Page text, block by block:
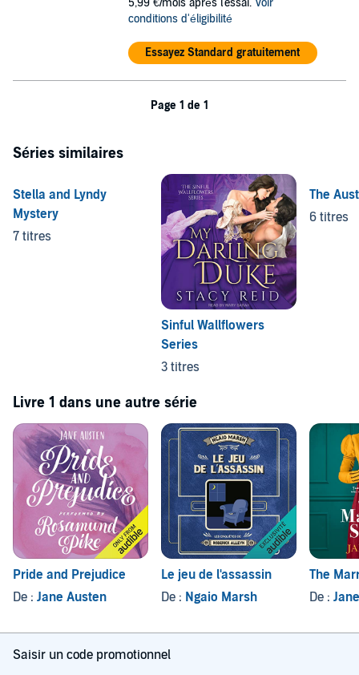
5,99 €/mois après l'essai. Voir
conditions d'éligibilité
Essayez Standard gratuitement
Page 1 de 1
Séries similaires
Stella and Lyndy
Mystery
7 titres
Sinful Wallflowers
Series
3 titres
The
6 titres
Livre 1 dans une autre série
Pride and Prejudice
De : Jane Austen
Le jeu de l'assassin
De : Ngaio Marsh
The
De :
Saisir un code promotionnel